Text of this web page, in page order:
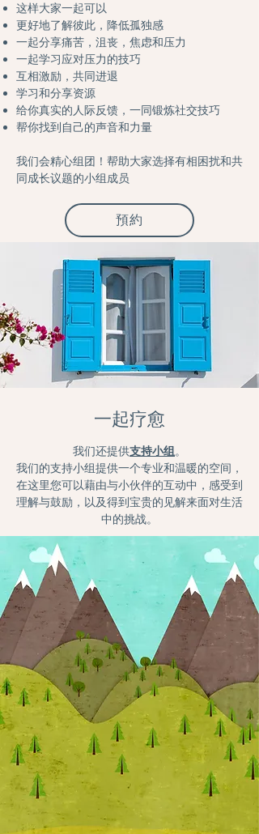
这样大家一起可以
更好地了解彼此，降低孤独感
一起分享痛苦，沮丧，焦虑和压力
一起学习应对压力的技巧
互相激励，共同进退
学习和分享资源
给你真实的人际反馈，一同锻炼社交技巧
帮你找到自己的声音和力量
我们会精心组团！帮助大家选择有相困扰和共
同成长议题的小组成员
預約
一起疗愈
我们还提供支持小组。
我们的支持小组提供一个专业和温暖的空间，
在这里您可以藉由与小伙伴的互动中，感受到
理解与鼓励，以及得到宝贵的见解来面对生活
中的挑战。